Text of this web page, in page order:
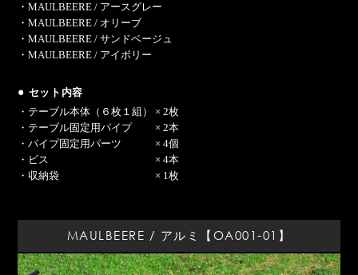
・MAULBEERE / アースグレー
・MAULBEERE / オリーブ
・MAULBEERE / サンドベージュ
・MAULBEERE / アイボリー
● セット内容
・テーブル本体（６枚１組） × 2枚
・テーブル固定用パイプ × 2本
・パイプ固定用パーツ × 4個
・ビス × 4本
・収納袋 × 1枚
MAULBEERE / アルミ【OA001-01】